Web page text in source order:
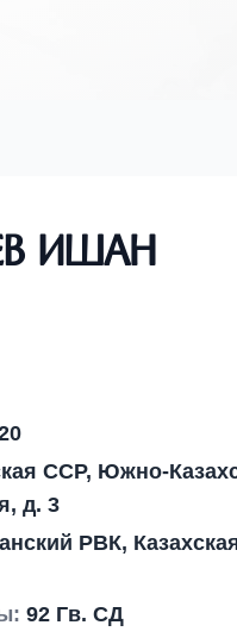
Ишан
ССР, Южно-
д. 3
РВК,
92 Гв. СД